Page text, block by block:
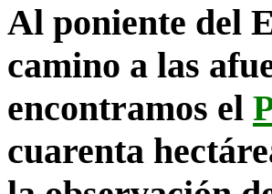
Al poniente del
camino a las
encontramos el
cuarenta